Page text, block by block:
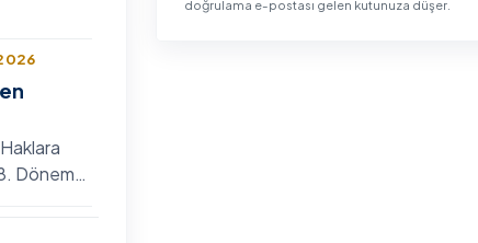
Dönem
doğrulama e-postası gelen kutunuza düşer.